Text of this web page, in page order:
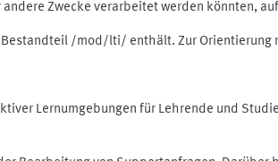
Zwecke verarbeitet werden könnten,
Bestandteil /mod/lti/ enthält. Zur
Lernumgebungen für Lehrende und